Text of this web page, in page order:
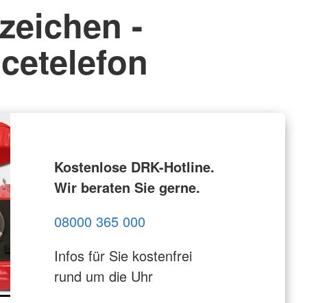
-
Kostenlose DRK-Hotline.
Wir beraten Sie gerne.
08000 365 000
Infos für Sie kostenfrei
rund um die Uhr